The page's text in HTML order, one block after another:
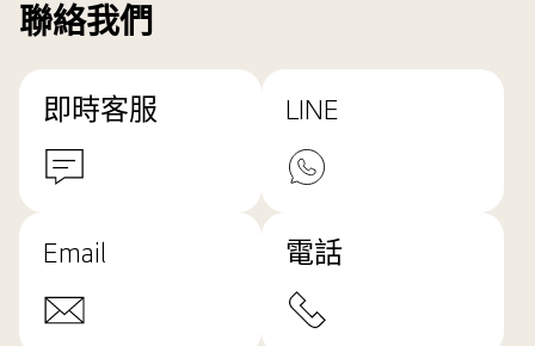
聯絡我們
即時客服 LINE
Email 電話